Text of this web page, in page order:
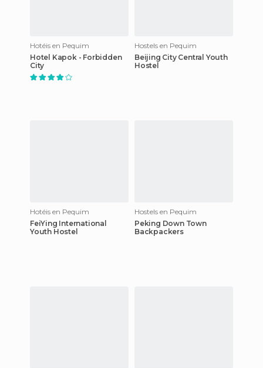
Hotéis en Pequim
Hotel Kapok - Forbidden
City
Hostels en Pequim
Beijing City Central Youth
Hostel
Hotéis en Pequim
FeiYing International
Youth Hostel
Hostels en Pequim
Peking Down Town
Backpackers